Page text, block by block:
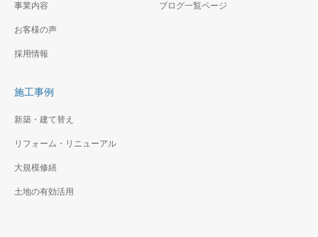
事業内容
お客様の声
採用情報
ブログ一覧ページ
施工事例
新築・建て替え
リフォーム・リニューアル
大規模修繕
土地の有効活用